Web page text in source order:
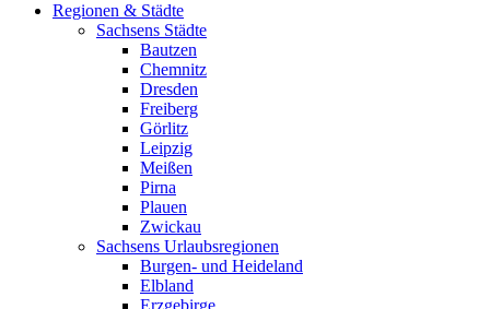
Regionen & Städte
Sachsens Städte
Bautzen
Chemnitz
Dresden
Freiberg
Görlitz
Leipzig
Meißen
Pirna
Plauen
Zwickau
Sachsens Urlaubsregionen
Burgen- und Heideland
Elbland
Erzgebirge